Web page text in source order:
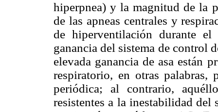
hiperpnea) y la magnitud de la
de las apneas centrales y
de hiperventilación durante
ganancia del sistema de control
elevada ganancia de asa están
respiratorio, en otras
periódica; al contrario,
resistentes a la inestabilidad del